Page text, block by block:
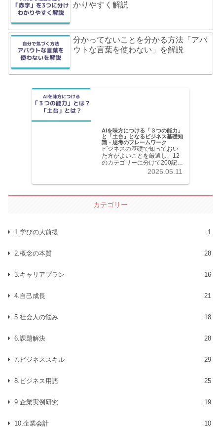
かりやすく解説
分かってないことを分かる方法「アバ
ウトな言葉を使わない」を解説
AIを味方につける「３つの能力」
と「土台」となるビジネス基礎知
識・思考のフレームワーク
ビジネスの基礎で知っておい
た方がよいことを厳選し、12
のカテゴリーに分けて200記事
以上を掲載しています。各記
ます。
2026.05.11
カテゴリー
1.学びの大前提 1
2.概念の本質 28
3.キャリアプラン 16
4.自己成長 21
5.社会人の悩み 18
6.課題解決 28
7.ビジネススキル 29
8.ビジネス用語 25
9.企業実例研究 19
10.企業会計 10